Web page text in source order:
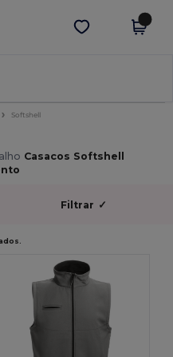
Obter app
Softshell
Casacos Softshell
Filtrar ✓